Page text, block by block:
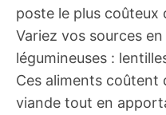
poste le plus coûteux
Variez vos sources
légumineuses :
Ces aliments coûtent
viande tout en